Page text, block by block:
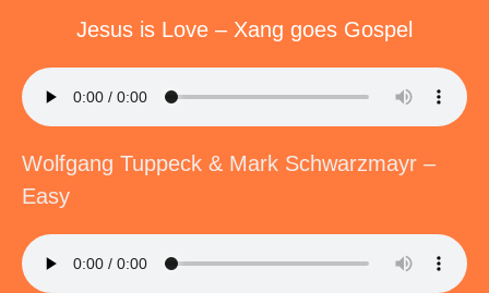
Jesus is Love – Xang goes Gospel
Wolfgang Tuppeck & Mark Schwarzmayr –
Easy